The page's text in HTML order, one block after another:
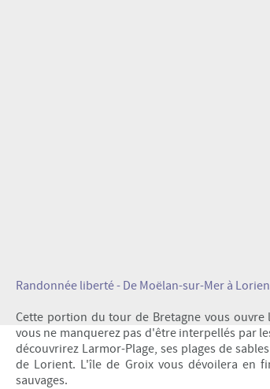
Randonnée liberté - De Moëlan-sur-Mer à
Cette portion du tour de Bretagne vous
vous ne manquerez pas d'être interpellés par
découvrirez Larmor-Plage, ses plages de
de Lorient. L'île de Groix vous dévoilera en
sauvages.